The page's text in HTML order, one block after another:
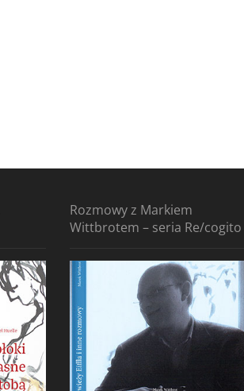
Rozmowy z Markiem
Wittbrotem – seria Re/cogito